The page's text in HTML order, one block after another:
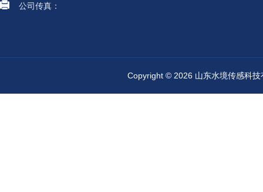
公司传真：
Copyright © 2026 山东水境传感科